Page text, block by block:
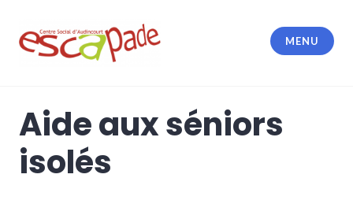
contenu
MENU
Aide aux séniors
isolés